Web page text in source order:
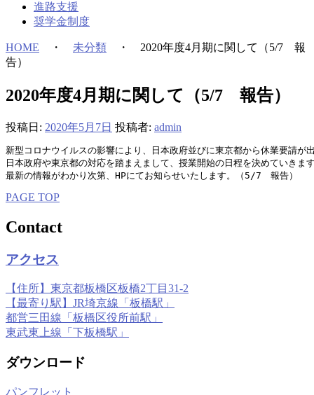
進路支援
奨学金制度
HOME ・ 未分類 ・ 2020年度4月期に関して（5/7 報
告）
2020年度4月期に関して（5/7 報告）
投稿日: 2020年5月7日 投稿者: admin
新型コロナウイルスの影響により、日本政府並びに東京都から休業要請
日本政府や東京都の対応を踏まえまして、授業開始の日程を決めていきま
最新の情報がわかり次第、HPにてお知らせいたします。（5/7　報告）
PAGE TOP
Contact
アクセス
【住所】東京都板橋区板橋2丁目31-2
【最寄り駅】JR埼京線「板橋駅」
都営三田線「板橋区役所前駅」
東武東上線「下板橋駅」
ダウンロード
パンフレット